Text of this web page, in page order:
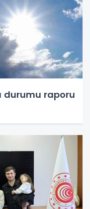
durumu raporu